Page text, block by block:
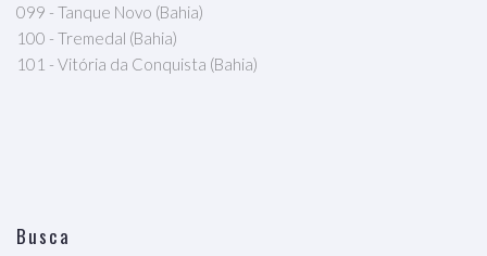
099 - Tanque Novo (Bahia)
100 - Tremedal (Bahia)
101 - Vitória da Conquista (Bahia)
Busca